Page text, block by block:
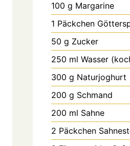
100 g Margarine
1 Päckchen
50 g Zucker
250 ml Wasser
300 g Naturjoghurt
200 g Schmand
200 ml Sahne
2 Päckchen